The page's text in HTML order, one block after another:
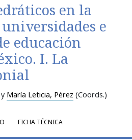
en la
e
educación
I. La
María Leticia, Pérez (Coords.)
FICHA TÉCNICA